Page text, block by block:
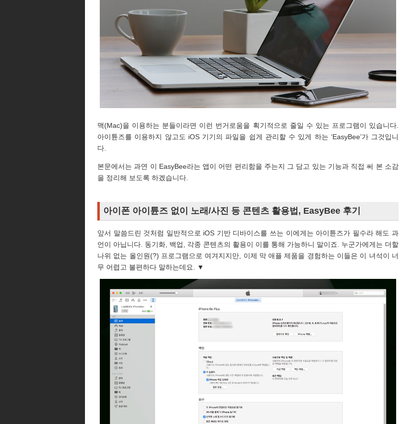
맥(Mac)을 이용하는 분들이라면 이런 번거로움을 획기적으로 줄일 수 있는 프로그램이 있습니다.
아이튠즈를 이용하지 않고도 iOS 기기의 파일을 쉽게 관리할 수 있게 하는 ‘EasyBee’가 그것입니
다.
본문에서는 과연 이 EasyBee라는 앱이 어떤 편리함을 주는지 그 담고 있는 기능과 직접 써 본 소감
을 정리해 보도록 하겠습니다.
아이폰 아이튠즈 없이 노래/사진 등 콘텐츠 활용법, EasyBee 후기
앞서 말씀드린 것처럼 일반적으로 iOS 기반 디바이스를 쓰는 이에게는 아이튠즈가 필수라 해도 과
언이 아닙니다. 동기화, 백업, 각종 콘텐츠의 활용이 이를 통해 가능하니 말이죠. 누군가에게는 더할
나위 없는 올인원(?) 프로그램으로 여겨지지만, 이제 막 애플 제품을 경험하는 이들은 이 녀석이 너
무 어렵고 불편하다 말하는데요. ▼